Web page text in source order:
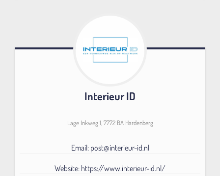
Interieur ID
Lage Inkweg 1, 7772 BA Hardenberg
Email: post@interieur-id.nl
Website: https://www.interieur-id.nl/